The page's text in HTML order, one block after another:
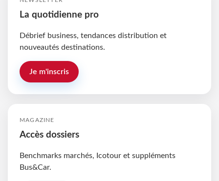
La quotidienne pro
Débrief business, tendances distribution et
nouveautés destinations.
Je m'inscris
MAGAZINE
Accès dossiers
Benchmarks marchés, Icotour et suppléments
Bus&Car.